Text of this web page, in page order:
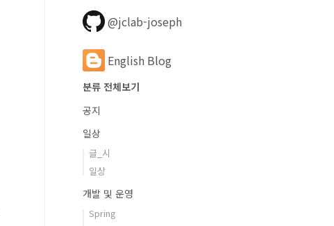
@jclab-joseph
English Blog
분류 전체보기
공지
일상
글_시
일상
개발 및 운영
Spring